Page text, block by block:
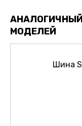
МОДЕЛЕЙ
Шина